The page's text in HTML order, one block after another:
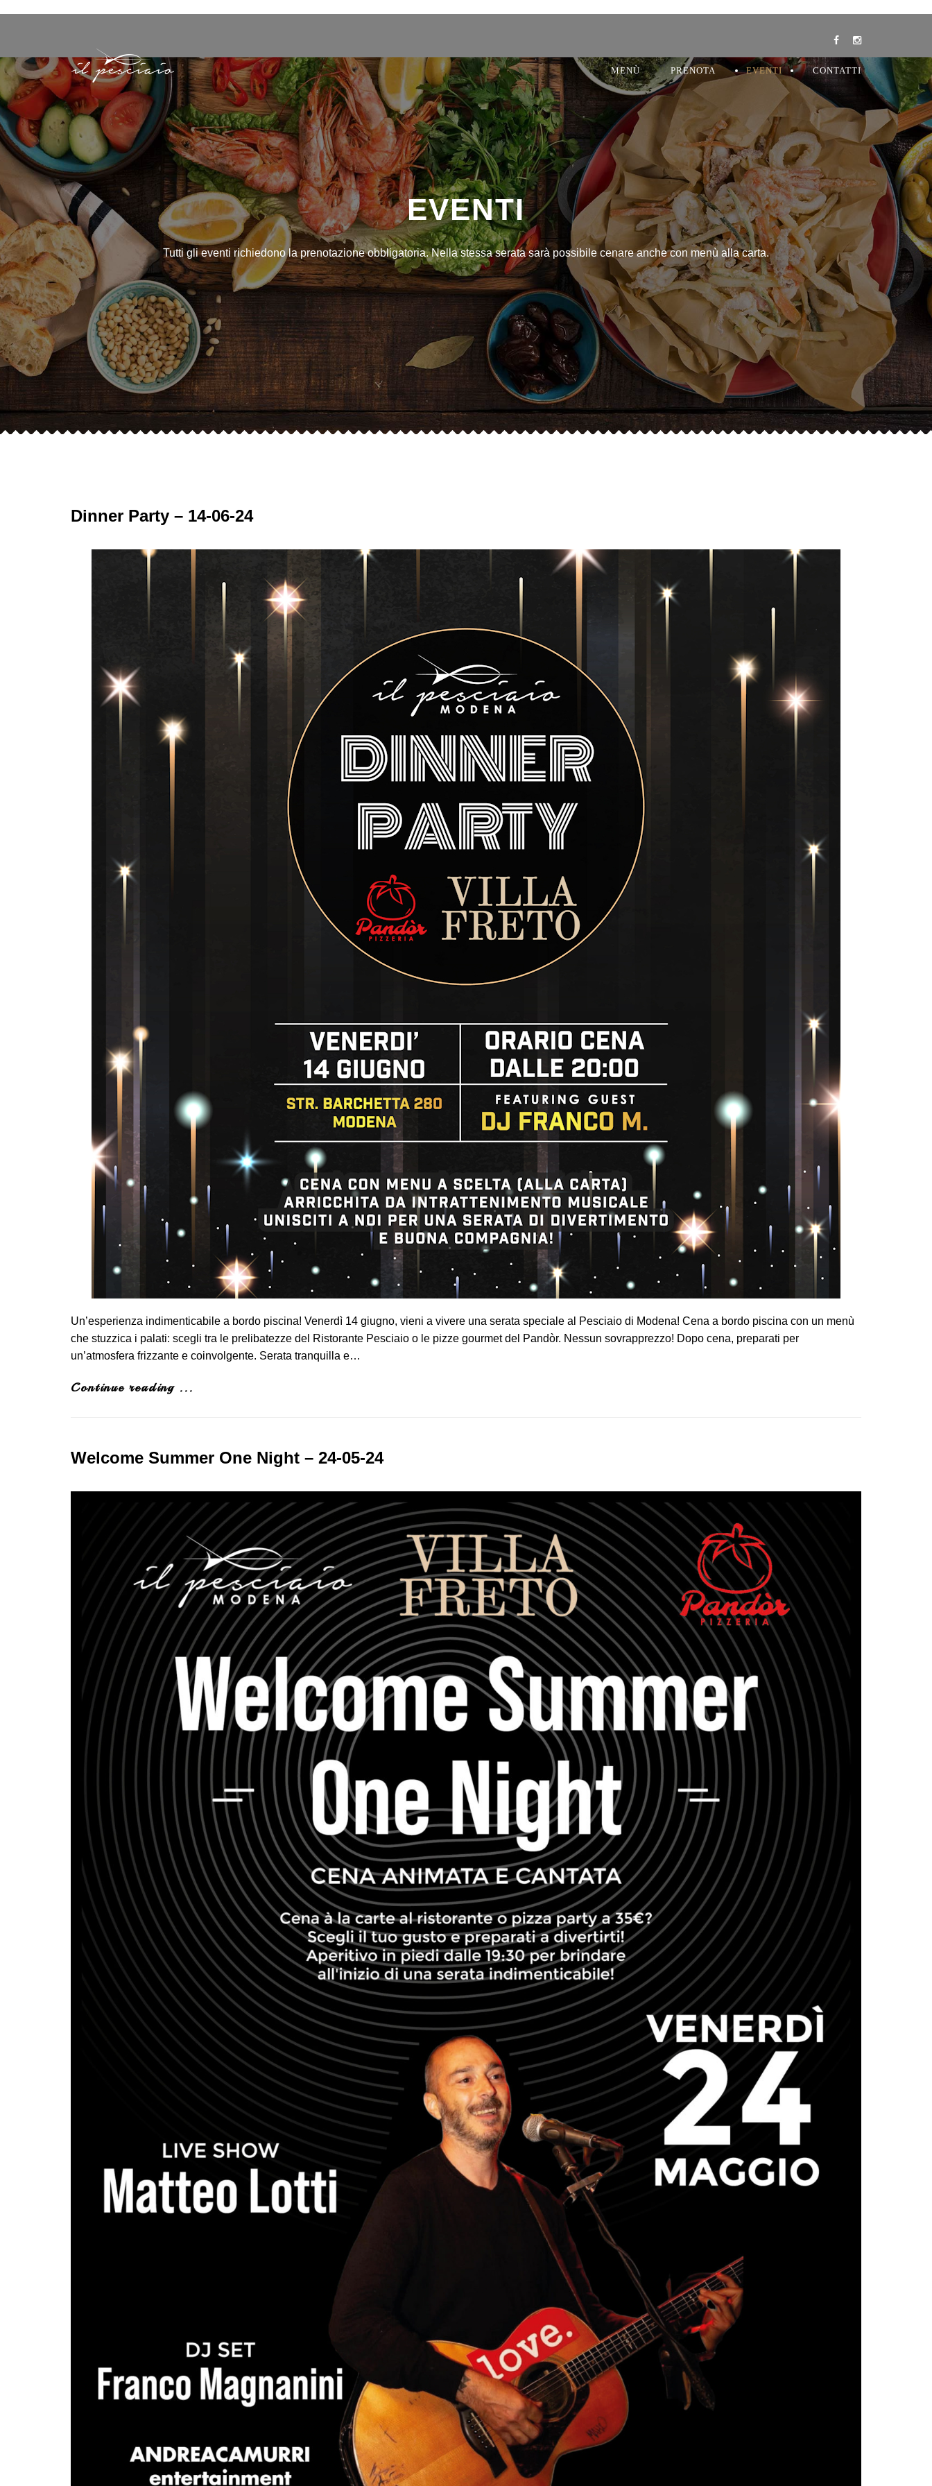
MENÙ PRENOTA EVENTI CONTATTI
EVENTI
Tutti gli eventi richiedono la prenotazione obbligatoria. Nella stessa serata sarà possibile cenare anche con menù alla carta.
Dinner Party – 14-06-24
Un’esperienza indimenticabile a bordo piscina! Venerdì 14 giugno, vieni a vivere una serata speciale al Pesciaio di Modena! Cena a bordo piscina con un menù
che stuzzica i palati: scegli tra le prelibatezze del Ristorante Pesciaio o le pizze gourmet del Pandòr. Nessun sovrapprezzo! Dopo cena, preparati per
un’atmosfera frizzante e coinvolgente. Serata tranquilla e…
Continue reading ...
Welcome Summer One Night – 24-05-24